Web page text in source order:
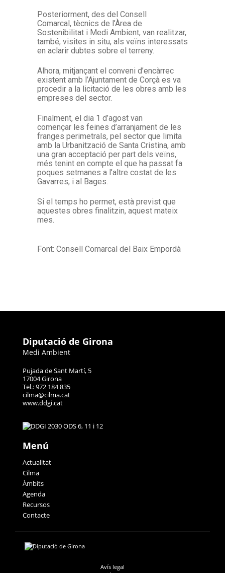
Posteriorment, des del Consell
Comarcal, tècnics de l’Àrea de
Sostenibilitat i Medi Ambient, van realitzar,
també, visites in situ, als veïns interessats
en aclarir dubtes sobre el terreny.
Alhora, mitjançant el conveni d’encàrrec
existent amb l’Ajuntament de Corçà es va
procedir a la licitació de les obres amb les
empreses del sector.
Finalment, el dia 1 d’agost van
començar les feines d’arranjament de les
franges perimetrals, pel sector que limita
amb la Urbanització de Santa Cristina, amb
una gran acceptació per part dels veïns,
més tenint en compte el que ha passat fa
poques setmanes a l’altre costat de les
Gavarres, i al Bages.
Si el temps ho permet, està previst que
aquestes obres finalitzin, aquest mateix
mes.
Font: Consell Comarcal del Baix Empordà
Diputació de Girona
Medi Ambient
Pujada de Sant Martí, 5
17004 Girona
Tel.: 972 184 835
cilma@cilma.cat
www.ddgi.cat
Menú
Actualitat
Cilma
Àmbits
Agenda
Recursos
Contacte
Avís legal